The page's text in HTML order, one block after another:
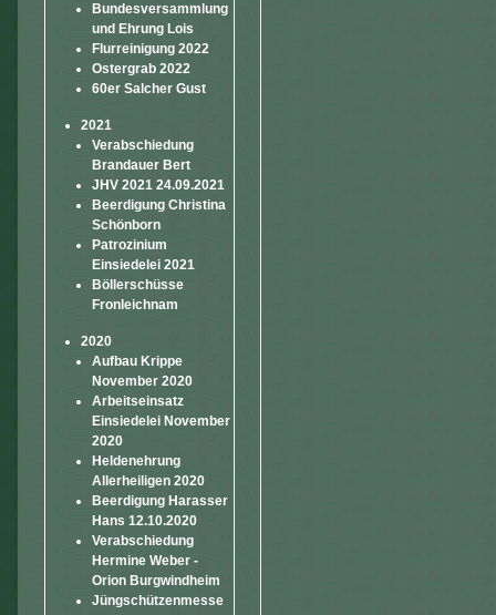
Bundesversammlung
und Ehrung Lois
Flurreinigung 2022
Ostergrab 2022
60er Salcher Gust
2021
Verabschiedung
Brandauer Bert
JHV 2021 24.09.2021
Beerdigung Christina
Schönborn
Patrozinium
Einsiedelei 2021
Böllerschüsse
Fronleichnam
2020
Aufbau Krippe
November 2020
Arbeitseinsatz
Einsiedelei November
2020
Heldenehrung
Allerheiligen 2020
Beerdigung Harasser
Hans 12.10.2020
Verabschiedung
Hermine Weber -
Orion Burgwindheim
Jüngschützenmesse